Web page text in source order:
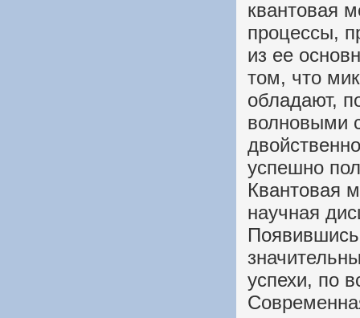
квантовая
процессы,
из ее
том, что
обладают,
волновыми
успешно
Квантовая
научная
успехи, по